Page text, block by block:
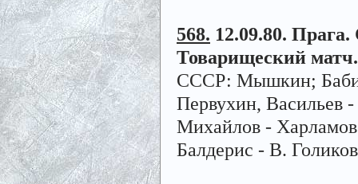
568. 12.09.80.
Товарищеский матч.
СССР: Мышкин;
Первухин, Васильев
Михайлов -
Балдерис - В.